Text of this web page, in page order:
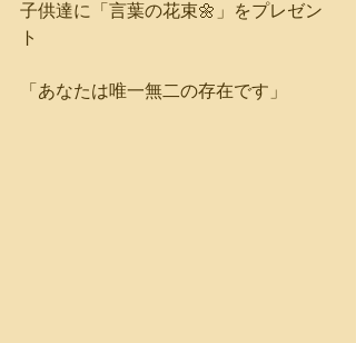
子供達に「言葉の花束🌼」をプレゼン
ト
「あなたは唯一無二の存在です」